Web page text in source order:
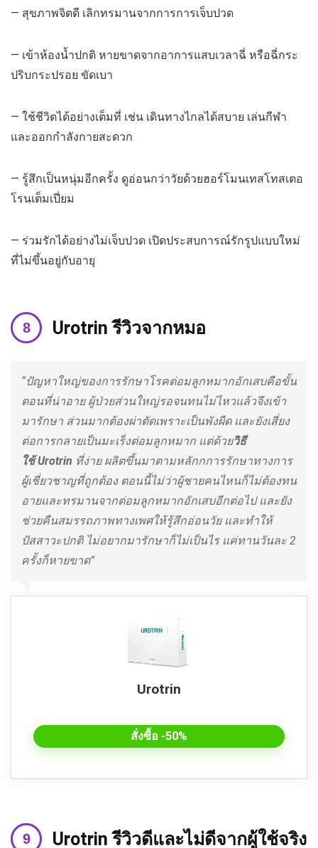
— สุขภาพจิตดี เลิกทรมานจากการการเจ็บปวด
— เข้าห้องน้ำปกติ หายขาดจากอาการแสบเวลาฉี่ หรือฉี่กระ
ปริบกระปรอย ขัดเบา
— ใช้ชีวิตได้อย่างเต็มที่ เช่น เดินทางไกลได้สบาย เล่นกีฬา
และออกกำลังกายสะดวก
— รู้สึกเป็นหนุ่มอีกครั้ง ดูอ่อนกว่าวัยด้วยฮอร์โมนเทสโทสเตอ
โรนเต็มเปี่ยม
— ร่วมรักได้อย่างไม่เจ็บปวด เปิดประสบการณ์รักรูปแบบใหม่
ที่ไม่ขึ้นอยู่กับอายุ
Urotrinรีวิวจากหมอ
“ปัญหาใหญ่ของการรักษาโรคต่อมลูกหมากอักเสบคือขั้น
ตอนที่น่าอาย ผู้ป่วยส่วนใหญ่รอจนทนไม่ไหวแล้วจึงเข้า
มารักษา ส่วนมากต้องผ่าตัดเพราะเป็นพังผืด และยังเสี่ยง
ต่อการกลายเป็นมะเร็งต่อมลูกหมาก แต่ด้วยวิธี
ใช้Urotrin ที่ง่าย ผลิตขึ้นมาตามหลักกการรักษาทางการ
ผู้เชี่ยวชาญที่ถูกต้อง ตอนนี้ไม่ว่าผู้ชายคนไหนก็ไม่ต้องทน
อายและทรมานจากต่อมลูกหมากอักเสบอีกต่อไป และยัง
ช่วยคืนสมรรถภาพทางเพศให้รู้สึกอ่อนวัย และทำให้
ปัสสาวะปกติ ไม่อยากมารักษาก็ไม่เป็นไร แค่ทานวันละ 2
ครั้งก็หายขาด”
Urotrin
สั่งซื้อ -50%
Urotrinรีวิวดีและไม่ดีจากผู้ใช้จริง